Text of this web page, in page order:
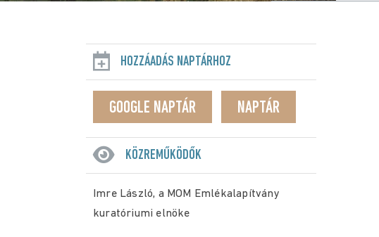
HOZZÁADÁS NAPTÁRHOZ
GOOGLE NAPTÁR NAPTÁR
KÖZREMŰKÖDŐK
Imre László, a MOM Emlékalapítvány
kuratóriumi elnöke